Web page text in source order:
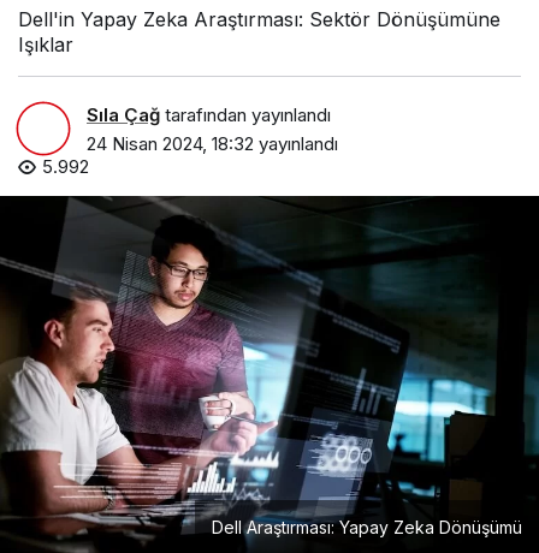
Dell'in Yapay Zeka Araştırması: Sektör Dönüşümüne
Işıklar
Sıla Çağ tarafından yayınlandı
24 Nisan 2024, 18:32 yayınlandı
5.992
Dell Araştırması: Yapay Zeka Dönüşümü